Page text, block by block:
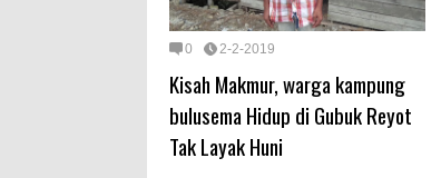
0 2-2-2019
Kisah Makmur, warga kampung
bulusema Hidup di Gubuk Reyot
Tak Layak Huni